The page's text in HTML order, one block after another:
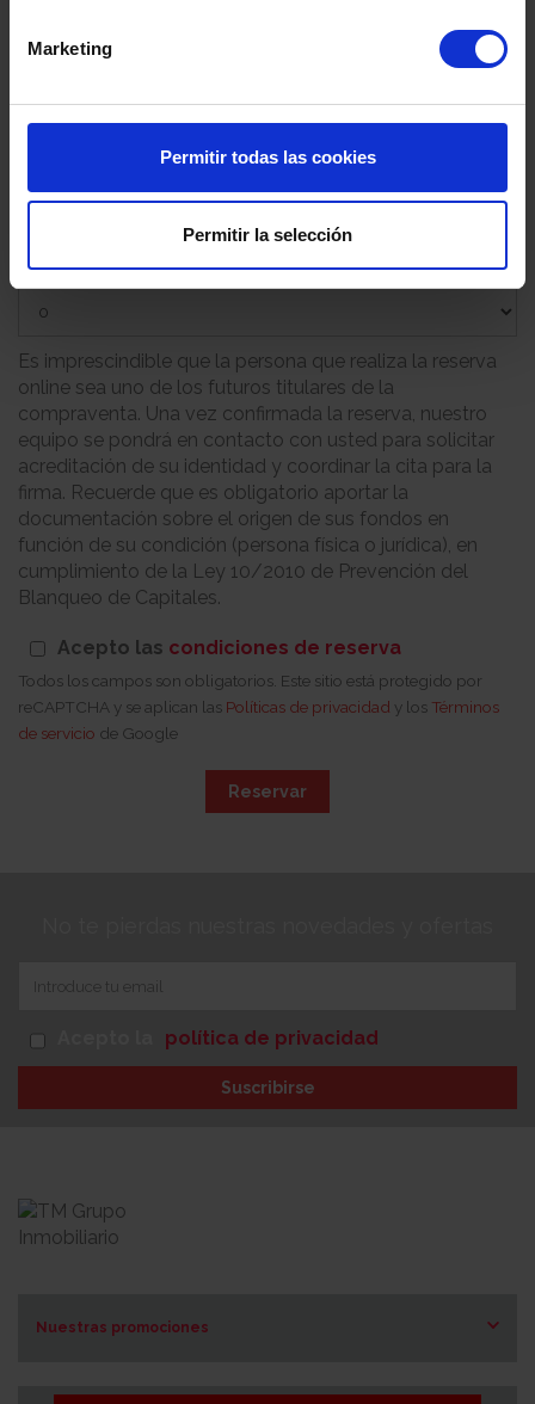
Marketing
Permitir todas las cookies
Permitir la selección
Número de titulares adicionales
Es imprescindible que la persona que realiza la reserva
online sea uno de los futuros titulares de la
compraventa. Una vez confirmada la reserva, nuestro
equipo se pondrá en contacto con usted para solicitar
acreditación de su identidad y coordinar la cita para la
firma. Recuerde que es obligatorio aportar la
documentación sobre el origen de sus fondos en
función de su condición (persona física o jurídica), en
cumplimiento de la Ley 10/2010 de Prevención del
Blanqueo de Capitales.
Acepto las condiciones de reserva
Todos los campos son obligatorios. Este sitio está protegido por
reCAPTCHA y se aplican las Políticas de privacidad y los Términos
de servicio de Google
Reservar
política de privacidad
Suscribirse
Nuestras promociones
Costa Blanca Sur